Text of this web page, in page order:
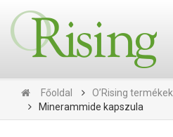
Főoldal O’Rising termékek
Minerammide kapszula